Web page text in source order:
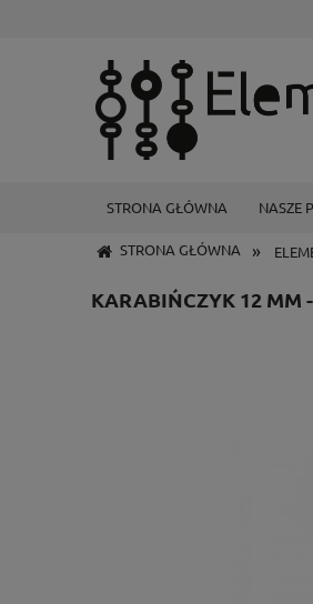
STRONA GŁÓWNA NASZE
STRONA GŁÓWNA »
KARABIŃCZYK 12 MM